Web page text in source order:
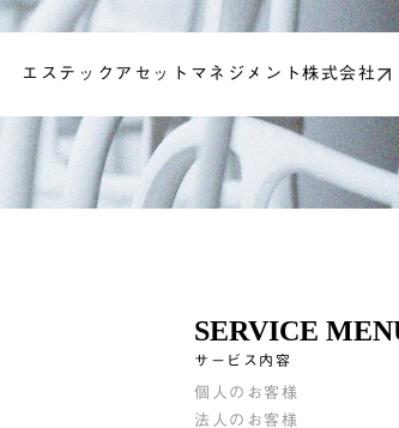
エステックアセットマネジメント株式会社
SERVICE
サービス内容
個人のお客様
法人のお客様